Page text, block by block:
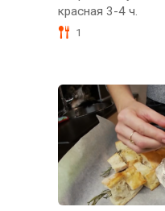
красная 3-4 ч.
1